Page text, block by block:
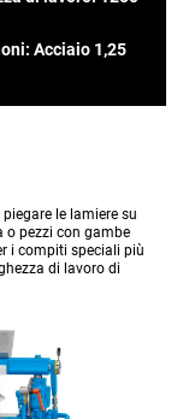
Acciaio 1,25
le lamiere su
o pezzi con gambe
i compiti speciali più
di lavoro di